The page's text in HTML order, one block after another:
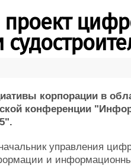
Личности
проект
корпорации в
конференции
управления
и